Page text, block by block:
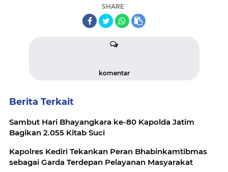
SHARE
komentar
Berita Terkait
Sambut Hari Bhayangkara ke-80 Kapolda Jatim
Bagikan 2.055 Kitab Suci
Kapolres Kediri Tekankan Peran Bhabinkamtibmas
sebagai Garda Terdepan Pelayanan Masyarakat